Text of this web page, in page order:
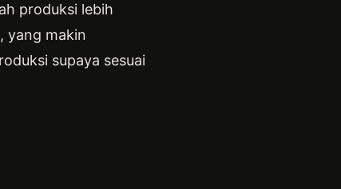
produksi lebih
yang makin
supaya sesuai